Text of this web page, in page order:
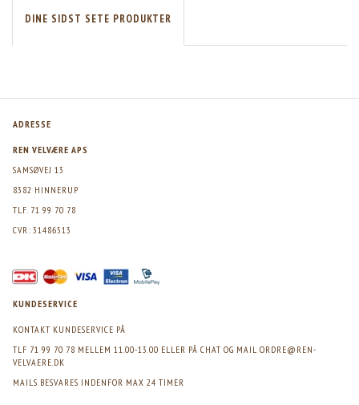
DINE SIDST SETE PRODUKTER
ADRESSE
REN VELVÆRE APS
SAMSØVEJ 13
8382 HINNERUP
TLF. 71 99 70 78
CVR: 31486513
KUNDESERVICE
KONTAKT KUNDESERVICE PÅ
TLF 71 99 70 78 MELLEM 11.00-13.00 ELLER PÅ CHAT OG MAIL ORDRE@REN-
VELVAERE.DK
MAILS BESVARES INDENFOR MAX 24 TIMER